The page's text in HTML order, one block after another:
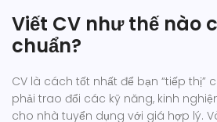
Viết CV như thế nào
chuẩn?
CV là cách tốt nhất để bạn “tiếp thị”
phải trao đổi các kỹ năng, kinh
cho nhà tuyển dụng với giá hợp lý.